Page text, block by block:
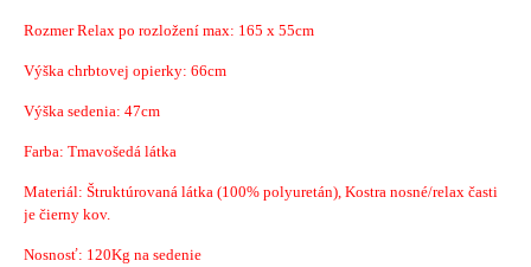
Rozmer Relax po rozložení max: 165 x 55cm
Výška chrbtovej opierky: 66cm
Výška sedenia: 47cm
Farba: Tmavošedá látka
Materiál: Štruktúrovaná látka (100% polyuretán), Kostra nosné/relax časti
je čierny kov.
Nosnosť: 120Kg na sedenie